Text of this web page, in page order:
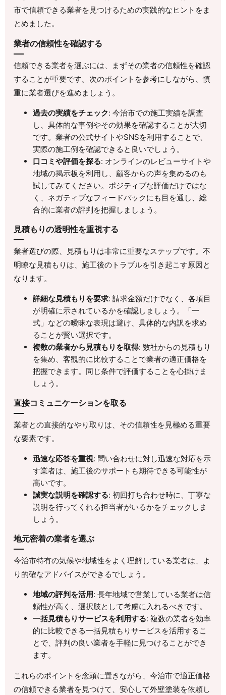
市で信頼できる業者を見つけるための実践的なヒントをま
とめました。
業者の信頼性を確認する
信頼できる業者を選ぶには、まずその業者の信頼性を確認
することが重要です。次のポイントを参考にしながら、慎
重に業者選びを進めましょう。
過去の実績をチェック: 今治市での施工実績を調査
し、具体的な事例やその効果を確認することが大切
です。業者の公式サイトやSNSを利用することで、
実際の施工例を確認できると良いでしょう。
口コミや評価を探る: オンラインのレビューサイトや
地域の掲示板を利用し、顧客からの声を集めるのも
試してみてください。ポジティブな評価だけではな
く、ネガティブなフィードバックにも目を通し、総
合的に業者の評判を把握しましょう。
見積もりの透明性を重視する
業者選びの際、見積もりは非常に重要なステップです。不
明瞭な見積もりは、施工後のトラブルを引き起こす原因と
なります。
詳細な見積もりを要求: 請求金額だけでなく、各項目
が明確に示されているかを確認しましょう。「一
式」などの曖昧な表現は避け、具体的な内訳を求め
ることが賢い選択です。
複数の業者から見積もりを取得: 数社からの見積もり
を集め、客観的に比較することで業者の適正価格を
把握できます。同じ条件で評価することを心掛けま
しょう。
直接コミュニケーションを取る
業者との直接的なやり取りは、その信頼性を見極める重要
な要素です。
迅速な応答を重視: 問い合わせに対し迅速な対応を示
す業者は、施工後のサポートも期待できる可能性が
高いです。
誠実な説明を確認する: 初回打ち合わせ時に、丁寧な
説明を行ってくれる担当者がいるかをチェックしま
しょう。
地元密着の業者を選ぶ
今治市特有の気候や地域性をよく理解している業者は、よ
り的確なアドバイスができるでしょう。
地域の評判を活用: 長年地域で営業している業者は信
頼性が高く、選択肢として考慮に入れるべきです。
一括見積もりサービスを利用する: 複数の業者を効率
的に比較できる一括見積もりサービスを活用するこ
とで、評判の良い業者を手軽に見つけることができ
ます。
これらのポイントを念頭に置きながら、今治市で適正価格
の信頼できる業者を見つけて、安心して外壁塗装を依頼し